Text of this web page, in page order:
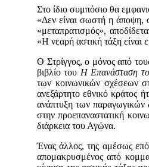
Στο ίδιο συμπόσιο θα
«Δεν είναι σω­στή η άποψη,
«μεταπρατισμός»,
«Η νεαρή αστική τάξη είναι
Ο Στρίγγος, ο μόνος από
βιβλίο του Η Επανάσταση
των κοινωνικών σχέσεων
ανεξάρτητο εθνικό κράτος
ανάπτυξη των παραγωγικών
στην προεπαναστατική
διάρκεια του Αγώνα.
Ένας άλλος, της αμέσως
απομακρυσμένος α­πό